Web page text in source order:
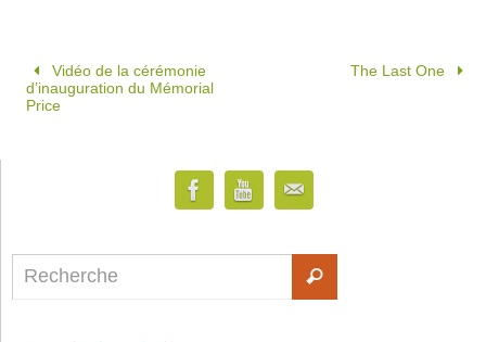
Vidéo de la cérémonie
d’inauguration du Mémorial
Price
The Last One